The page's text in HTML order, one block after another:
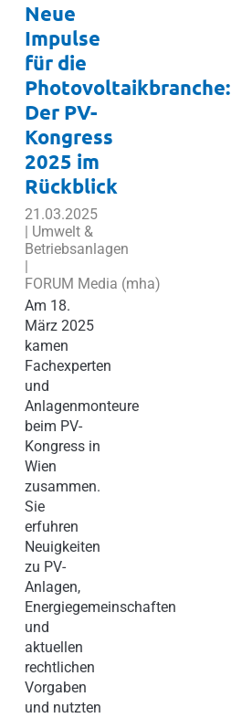
Neue
Impulse
für die
Photovoltaikbranche:
Der PV-
Kongress
2025 im
Rückblick
21.03.2025
| Umwelt &
Betriebsanlagen
FORUM Media (mha)
Am 18.
März 2025
kamen
Fachexperten
und
Anlagenmonteure
beim PV-
Kongress in
Wien
zusammen.
Sie
erfuhren
Neuigkeiten
zu PV-
Anlagen,
Energiegemeinschaften
und
aktuellen
rechtlichen
Vorgaben
und nutzten